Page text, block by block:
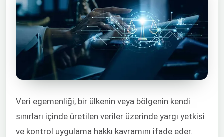
Veri egemenliği, bir ülkenin veya bölgenin kendi
sınırları içinde üretilen veriler üzerinde yargı yetkisi
ve kontrol uygulama hakkı kavramını ifade eder.